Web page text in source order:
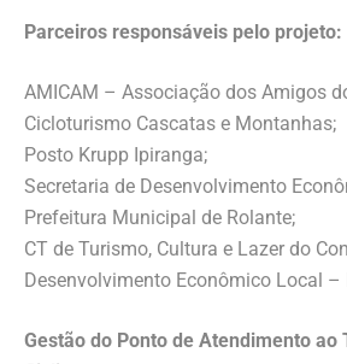
Parceiros responsáveis pelo projeto:
AMICAM – Associação dos Amigos
Cicloturismo Cascatas e Montanhas;
Posto Krupp Ipiranga;
Secretaria de Desenvolvimento
Prefeitura Municipal de Rolante;
CT de Turismo, Cultura e Lazer do
Desenvolvimento Econômico Local –
Gestão do Ponto de Atendimento ao